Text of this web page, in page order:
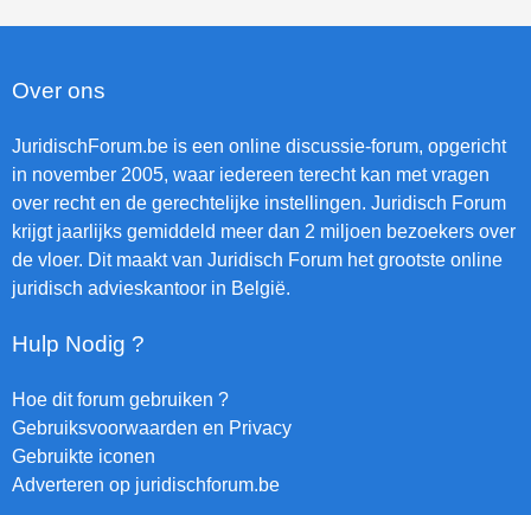
Over ons
JuridischForum.be is een online discussie-forum, opgericht
in november 2005, waar iedereen terecht kan met vragen
over recht en de gerechtelijke instellingen. Juridisch Forum
krijgt jaarlijks gemiddeld meer dan 2 miljoen bezoekers over
de vloer. Dit maakt van Juridisch Forum het grootste online
juridisch advieskantoor in België.
Hulp Nodig ?
Hoe dit forum gebruiken ?
Gebruiksvoorwaarden en Privacy
Gebruikte iconen
Adverteren op juridischforum.be